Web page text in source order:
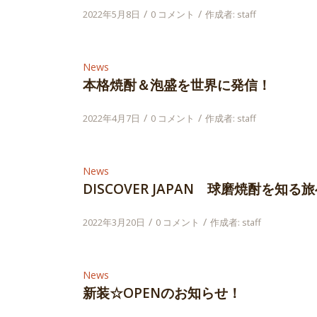
2022年5月8日 / 0 コメント / 作成者: staff
News
本格焼酎＆泡盛を世界に発信！
2022年4月7日 / 0 コメント / 作成者: staff
News
DISCOVER JAPAN 球磨焼酎を知る
2022年3月20日 / 0 コメント / 作成者: staff
News
新装☆OPENのお知らせ！